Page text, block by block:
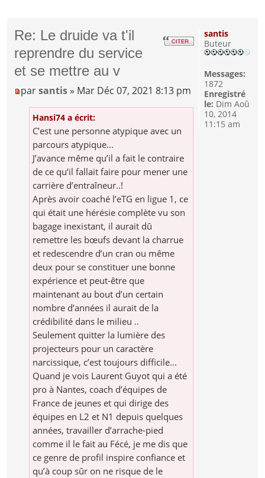
Re: Le druide va t'il
reprendre du service
et se mettre au v
parsantis » Mar Déc 07, 2021 8:13 pm
Hansi74 a écrit:
C’est une personne atypique avec un
parcours atypique...
J’avance même qu’il a fait le contraire
de ce qu’il fallait faire pour mener une
carrière d’entraîneur..!
Après avoir coaché l’eTG en ligue 1, ce
qui était une hérésie complète vu son
bagage inexistant, il aurait dû
remettre les bœufs devant la charrue
et redescendre d’un cran ou même
deux pour se constituer une bonne
expérience et peut-être que
maintenant au bout d’un certain
nombre d’années il aurait de la
crédibilité dans le milieu ..
Seulement quitter la lumière des
projecteurs pour un caractère
narcissique, c’est toujours difficile...
Quand je vois Laurent Guyot qui a été
pro à Nantes, coach d’équipes de
France de jeunes et qui dirige des
équipes en L2 et N1 depuis quelques
années, travailler d’arrache-pied
comme il le fait au Fécé, je me dis que
ce genre de profil inspire confiance et
qu’à coup sûr on ne risque de le
santis
Buteur
Messages:
1872
Enregistré
le: Dim Aoû
10, 2014
11:15 am